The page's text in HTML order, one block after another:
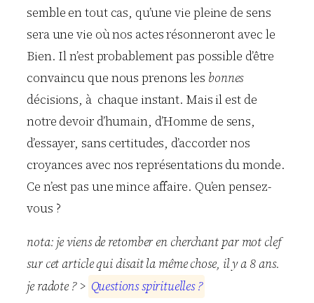
semble en tout cas, qu’une vie pleine de sens
sera une vie où nos actes résonneront avec le
Bien. Il n’est probablement pas possible d’être
convaincu que nous prenons les bonnes
décisions, à chaque instant. Mais il est de
notre devoir d’humain, d’Homme de sens,
d’essayer, sans certitudes, d’accorder nos
croyances avec nos représentations du monde.
Ce n’est pas une mince affaire. Qu’en pensez-
vous ?
nota: je viens de retomber en cherchant par mot clef
sur cet article qui disait la même chose, il y a 8 ans.
je radote ? > Questionsspirituelles ?